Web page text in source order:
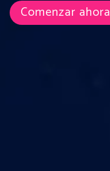
Comenzar ahora